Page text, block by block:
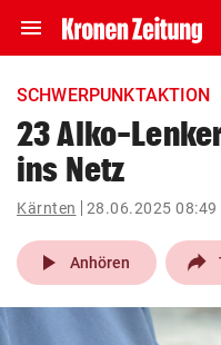
menu Navigation
ein-/ausklappen
account_circle Anmelden
pin_drop
Wien
bookmark
SCHWERPUNKTAKTION
23 Alko-
ins Netz
Kärnten 28.06.2025 08:49
play_arrow Anhören